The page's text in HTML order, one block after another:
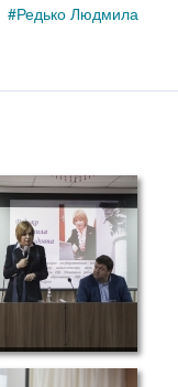
Редько Людмила